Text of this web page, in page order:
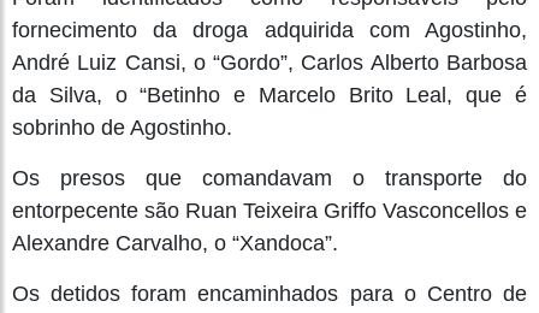
fornecimento da droga adquirida com Agostinho,
André Luiz Cansi, o “Gordo”, Carlos Alberto Barbosa
da Silva, o “Betinho e Marcelo Brito Leal, que é
sobrinho de Agostinho.
Os presos que comandavam o transporte do
entorpecente são Ruan Teixeira Griffo Vasconcellos e
Alexandre Carvalho, o “Xandoca”.
Os detidos foram encaminhados para o Centro de